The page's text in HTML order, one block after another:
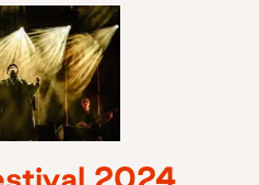
2024